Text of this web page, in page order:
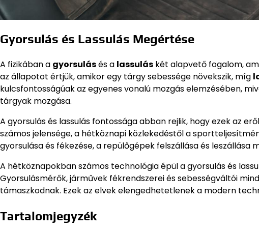
Gyorsulás és Lassulás Megértése
A fizikában a gyorsulásés a lassulás két alapvető fogalom,
az állapotot értjük, amikor egy tárgy sebessége növekszik, míg
kulcsfontosságúak az egyenes vonalú mozgás elemzésében,
tárgyak mozgása.
A gyorsulás és lassulás fontossága abban rejlik, hogy ezek az
számos jelensége, a hétköznapi közlekedéstől a
gyorsulása és fékezése, a repülőgépek felszállása és leszállása
A hétköznapokban számos technológia épül a gyorsulás és
Gyorsulásmérők, járművek fékrendszerei és sebességváltói
támaszkodnak. Ezek az elvek elengedhetetlenek a modern
Tartalomjegyzék